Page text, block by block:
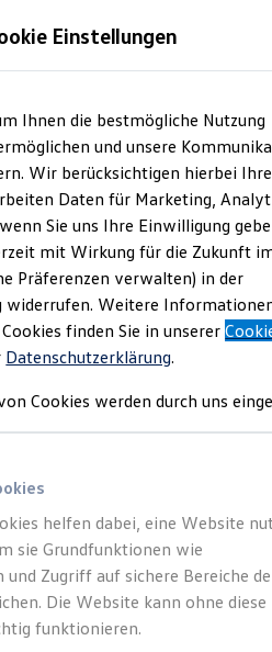
und Gebrauchtwagen
Leasing
Leasing
Anzahlung
Economy
Einstellungen
Ihnen die bestmögliche Nutzung
und unsere
Wir berücksichtigen hierbei Ihre
Daten für Marketing,
Sie uns Ihre Einwilligung
mit Wirkung für die Zukunft
Präferenzen verwalten) in der
widerrufen. Weitere
finden Sie in unserer
Datenschutzerklärung.
Cookies werden durch uns
helfen dabei, eine Website
sie Grundfunktionen wie
und Zugriff auf sichere Bereiche
Die Website kann ohne diese
funktionieren.